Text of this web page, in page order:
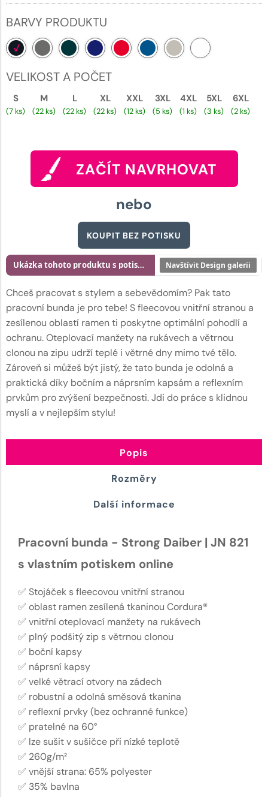
BARVY PRODUKTU
VELIKOST A POČET
S
(7 ks)
M
(22 ks)
L
(22 ks)
XL
(22 ks)
XXL
(12 ks)
3XL
(5 ks)
4XL
(1 ks)
5XL
(3 ks)
6XL
(2 ks)
ZAČÍT NAVRHOVAT
nebo
KOUPIT BEZ POTISKU
Chceš pracovat s stylem a sebevědomím? Pak tato
pracovní bunda je pro tebe! S fleecovou vnitřní stranou a
zesílenou oblastí ramen ti poskytne optimální pohodlí a
ochranu. Oteplovací manžety na rukávech a větrnou
clonou na zipu udrží teplé i větrné dny mimo tvé tělo.
Zároveň si můžeš být jistý, že tato bunda je odolná a
praktická díky bočním a náprsním kapsám a reflexním
prvkům pro zvýšení bezpečnosti. Jdi do práce s klidnou
myslí a v nejlepším stylu!
Ukázka tohoto produktu s potiskem Navštívit Design galerii
Popis
Rozměry
Další informace
Pracovní bunda - Strong Daiber | JN 821
s vlastním potiskem online
✅ Stojáček s fleecovou vnitřní stranou
✅ oblast ramen zesílená tkaninou Cordura®
✅ vnitřní oteplovací manžety na rukávech
✅ plný podšitý zip s větrnou clonou
✅ boční kapsy
✅ náprsní kapsy
✅ velké větrací otvory na zádech
✅ robustní a odolná směsová tkanina
✅ reflexní prvky (bez ochranné funkce)
✅ pratelné na 60°
✅ lze sušit v sušičce při nízké teplotě
✅ 260g/m²
✅ vnější strana: 65% polyester
✅ 35% bavlna